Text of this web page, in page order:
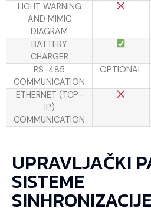
LIGHT WARNING
AND MIMIC
DIAGRAM
BATTERY
CHARGER
RS-485
COMMUNICATION
OPTIONAL
ETHERNET (TCP-
IP)
COMMUNICATION
UPRAVLJAČKI
SISTEME
SINHRONIZACIJE